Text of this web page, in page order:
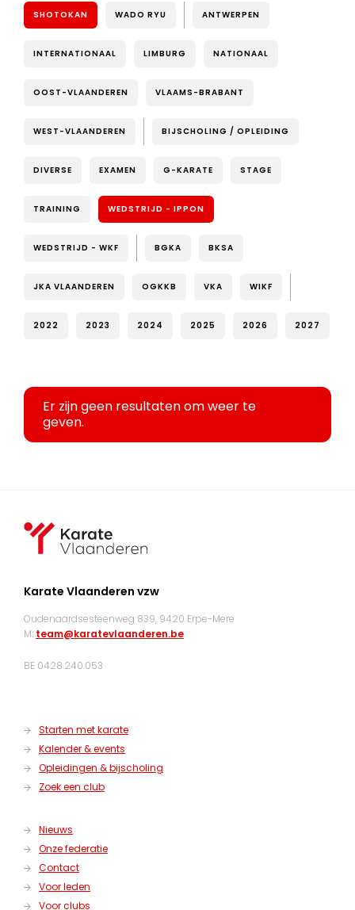
SHOTOKAN WADO RYU ANTWERPEN
INTERNATIONAAL LIMBURG NATIONAAL
OOST-VLAANDEREN VLAAMS-BRABANT
WEST-VLAANDEREN BIJSCHOLING / OPLEIDING
DIVERSE EXAMEN G-KARATE STAGE
TRAINING WEDSTRIJD - IPPON
WEDSTRIJD - WKF BGKA BKSA
JKA VLAANDEREN OGKKB VKA WIKF
2022 2023 2024 2025 2026 2027
Er zijn geen resultaten om weer te
geven.
Karate Vlaanderen vzw
Oudenaardsesteenweg 839, 9420 Erpe-Mere
M: team@karatevlaanderen.be
BE 0428.240.053
Starten met karate
Kalender & events
Opleidingen & bijscholing
Zoek een club
Nieuws
Onze federatie
Contact
Voor leden
Voor clubs